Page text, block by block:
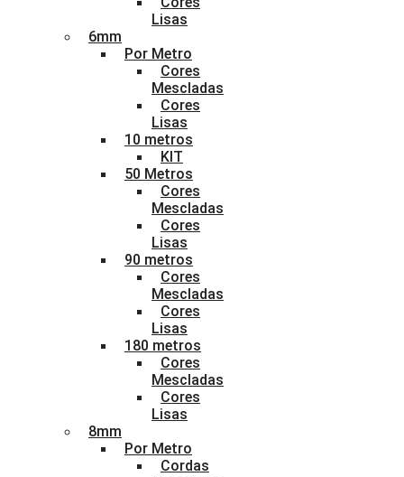
Lisas
6mm
Por Metro
Cores
Mescladas
Cores
Lisas
10 metros
KIT
50 Metros
Cores
Mescladas
Cores
Lisas
90 metros
Cores
Mescladas
Cores
Lisas
180 metros
Cores
Mescladas
Cores
Lisas
8mm
Por Metro
Cordas